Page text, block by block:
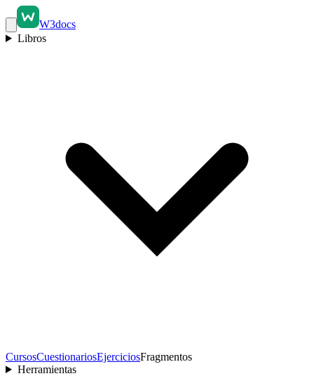
W3docs
Libros
CursosCuestionariosEjerciciosFragmentos
Herramientas